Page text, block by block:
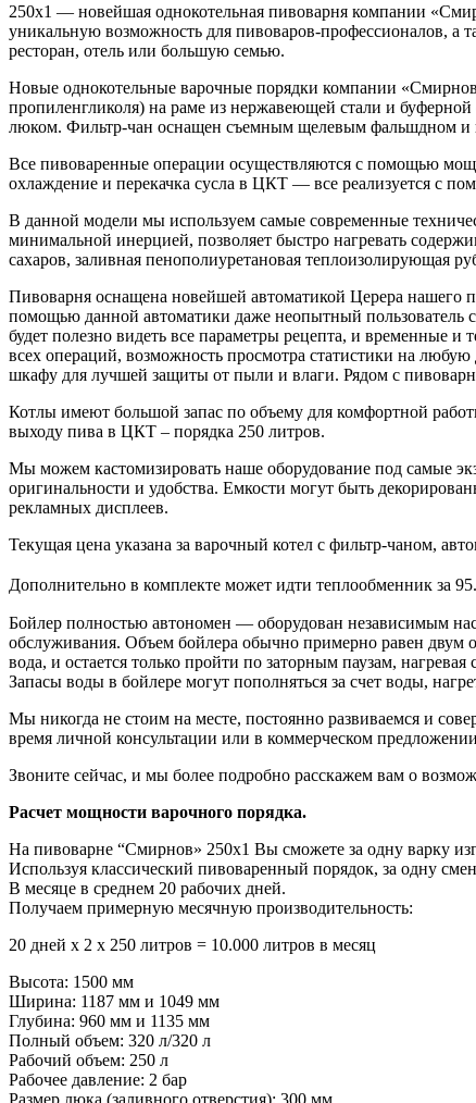
250х1 — новейшая однокотельная пивоварня компании
уникальную возможность для пивоваров-профессионалов,
ресторан, отель или большую семью.
Новые однокотельные варочные порядки компании
пропиленгликоля) на раме из нержавеющей стали и
люком. Фильтр-чан оснащен съемным щелевым фальшдном и
Все пивоваренные операции осуществляются с помощью
охлаждение и перекачка сусла в ЦКТ — все реализуется с
В данной модели мы используем самые современные
минимальной инерцией, позволяет быстро нагревать
сахаров, заливная пенополиуретановая теплоизолирующая
Пивоварня оснащена новейшей автоматикой Церера нашего
помощью данной автоматики даже неопытный пользователь
будет полезно видеть все параметры рецепта, и временные
всех операций, возможность просмотра статистики на
шкафу для лучшей защиты от пыли и влаги. Рядом с
Котлы имеют большой запас по объему для комфортной
выходу пива в ЦКТ – порядка 250 литров.
Мы можем кастомизировать наше оборудование под самые
оригинальности и удобства. Емкости могут быть
рекламных дисплеев.
Текущая цена указана за варочный котел с фильтр-чаном,
Дополнительно в комплекте может идти теплообменник за
Бойлер полностью автономен — оборудован независимым
обслуживания. Объем бойлера обычно примерно равен двум
вода, и остается только пройти по заторным паузам,
Запасы воды в бойлере могут пополняться за счет воды,
Мы никогда не стоим на месте, постоянно развиваемся и
время личной консультации или в коммерческом
Звоните сейчас, и мы более подробно расскажем вам о
Расчет мощности варочного порядка.
На пивоварне “Смирнов» 250х1 Вы сможете за одну варку
Используя классический пивоваренный порядок, за одну
В месяце в среднем 20 рабочих дней.
Получаем примерную месячную производительность:
20 дней х 2 х 250 литров = 10.000 литров в месяц
Высота: 1500 мм
Ширина: 1187 мм и 1049 мм
Глубина: 960 мм и 1135 мм
Полный объем: 320 л/320 л
Рабочий объем: 250 л
Рабочее давление: 2 бар
Размер люка (заливного отверстия): 300 мм